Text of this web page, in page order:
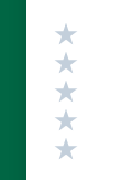
Valutazione